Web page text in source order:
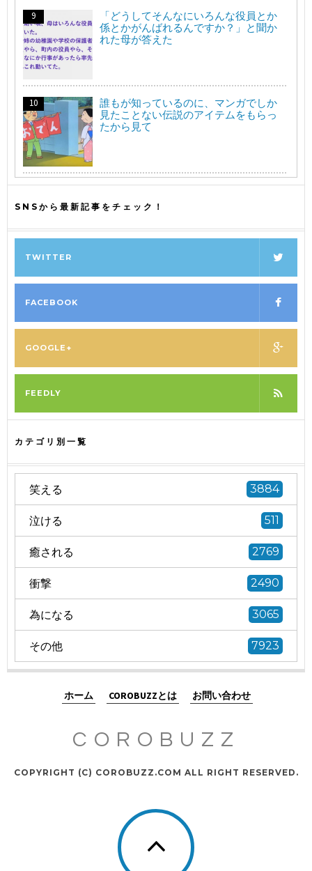
「どうしてそんなにいろんな役員とか
係とかがんばれるんですか？」と聞か
れた母が答えた
誰もが知っているのに、マンガでしか
見たことない伝説のアイテムをもらっ
たから見て
SNSから最新記事をチェック！
TWITTER
FACEBOOK
GOOGLE+
FEEDLY
カテゴリ別一覧
笑える 3884
泣ける 511
癒される 2769
衝撃 2490
為になる 3065
その他 7923
ホーム COROBUZZとは お問い合わせ
COROBUZZ
COPYRIGHT (C) COROBUZZ.COM ALL RIGHT RESERVED.